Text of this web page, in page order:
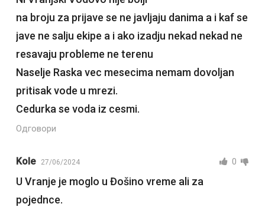
na broju za prijave se ne javljaju danima a i kaf se
jave ne salju ekipe a i ako izadju nekad nekad ne
resavaju probleme ne terenu
Naselje Raska vec mesecima nemam dovoljan
pritisak vode u mrezi.
Cedurka se voda iz cesmi.
Одговори
Kole 27/06/2024 0
U Vranje je moglo u Đošino vreme ali za
pojednce.